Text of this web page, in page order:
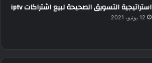
استراتيجية التسويق الصحيحة لبيع اشتراكات iptv
12 يونيو، 2021